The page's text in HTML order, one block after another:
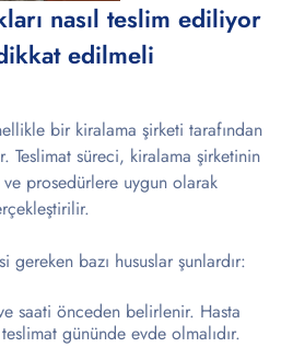
nasıl teslim ediliyor
edilmeli
bir kiralama şirketi tarafından
Teslimat süreci, kiralama şirketinin
prosedürlere uygun olarak
gereken bazı hususlar şunlardır:
saati önceden belirlenir. Hasta
gününde evde olmalıdır.